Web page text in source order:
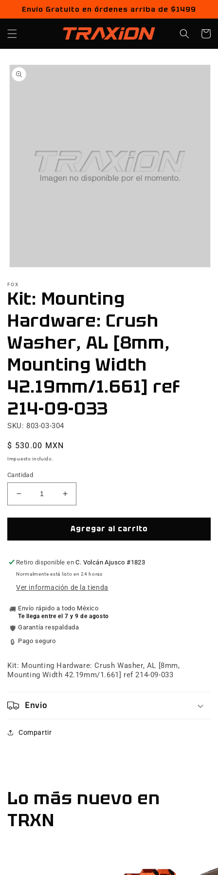
directamente
al contenido
Envío Gratuito en órdenes arriba de $1499
Carrito
directamente
a la
información
multimedia
1
en
una
ventana
modal
FOX
Kit: Mounting
Hardware: Crush
Washer, AL [8mm,
Mounting Width
42.19mm/1.661] ref
214-09-033
SKU: 803-03-304
Precio
habitual
$ 530.00 MXN
Impuesto incluido.
Cantidad
Reducir
cantidad
para
Mounting
Crush
Washer,
[8mm,
Width
42.19mm/1.661]
ref
214-
033
Aumentar
cantidad
para
Kit:
Mounting
Crush
Washer,
[8mm,
Width
42.19mm/1.661]
ref
033
Agregar al carrito
Retiro disponible enC. Volcán Ajusco #1823
Normalmente está listo en 24 horas
Ver información de la tienda
🚚 Envío rápido a todo México
Te llega entre el 7 y 9 de agosto
🛡️ Garantía respaldada
🔒 Pago seguro
Kit: Mounting Hardware: Crush Washer, AL [8mm,
Mounting Width 42.19mm/1.661] ref 214-09-033
Envio
Compartir
Lo más nuevo en
TRXN